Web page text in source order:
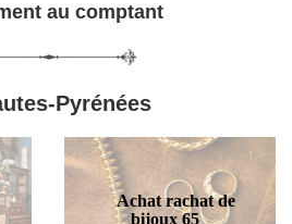
au comptant
Pyrénées
Achat rachat de
bijoux 65